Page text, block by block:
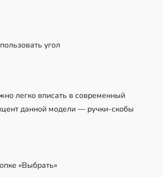
угол
легко вписать в современный
данной модели — ручки-скобы
«Выбрать»